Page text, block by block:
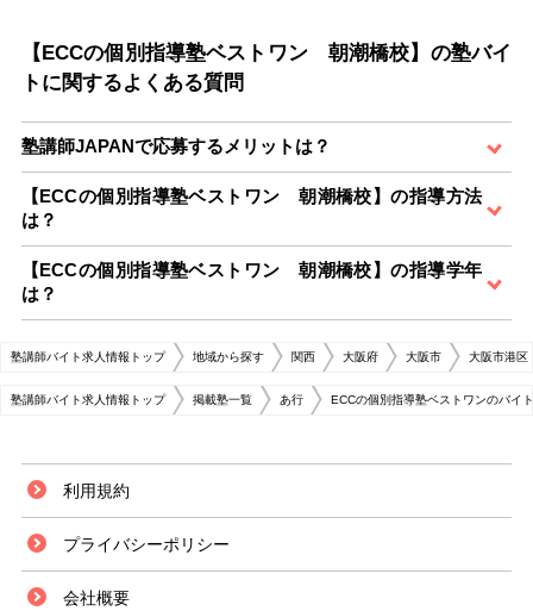
【ECCの個別指導塾ベストワン 朝潮橋校】の塾バイ
トに関するよくある質問
塾講師JAPANで応募するメリットは？
【ECCの個別指導塾ベストワン 朝潮橋校】の指導方法
は？
【ECCの個別指導塾ベストワン 朝潮橋校】の指導学年
は？
塾講師バイト求人情報トップ 地域から探す 関西 大阪府 大阪市 大阪市港区
塾講師バイト求人情報トップ 掲載塾一覧 あ行 ECCの個別指導塾ベストワンのバイ
利用規約
プライバシーポリシー
会社概要